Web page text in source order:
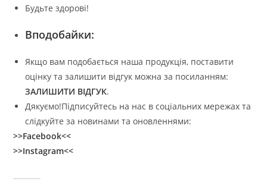
Будьте здорові!
Вподобайки:
Якщо вам подобається наша продукція, поставити
оцінку та залишити відгук можна за посиланням:
ЗАЛИШИТИ ВІДГУК.
Дякуємо!Підписуйтесь на нас в соціальних мережах та
слідкуйте за новинами та оновленнями:
>>Facebook<<
>>Instagram<<